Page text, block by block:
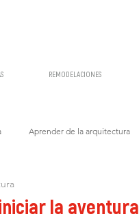
REMODELACIONES
Aprender de la arquitectura
la aventura